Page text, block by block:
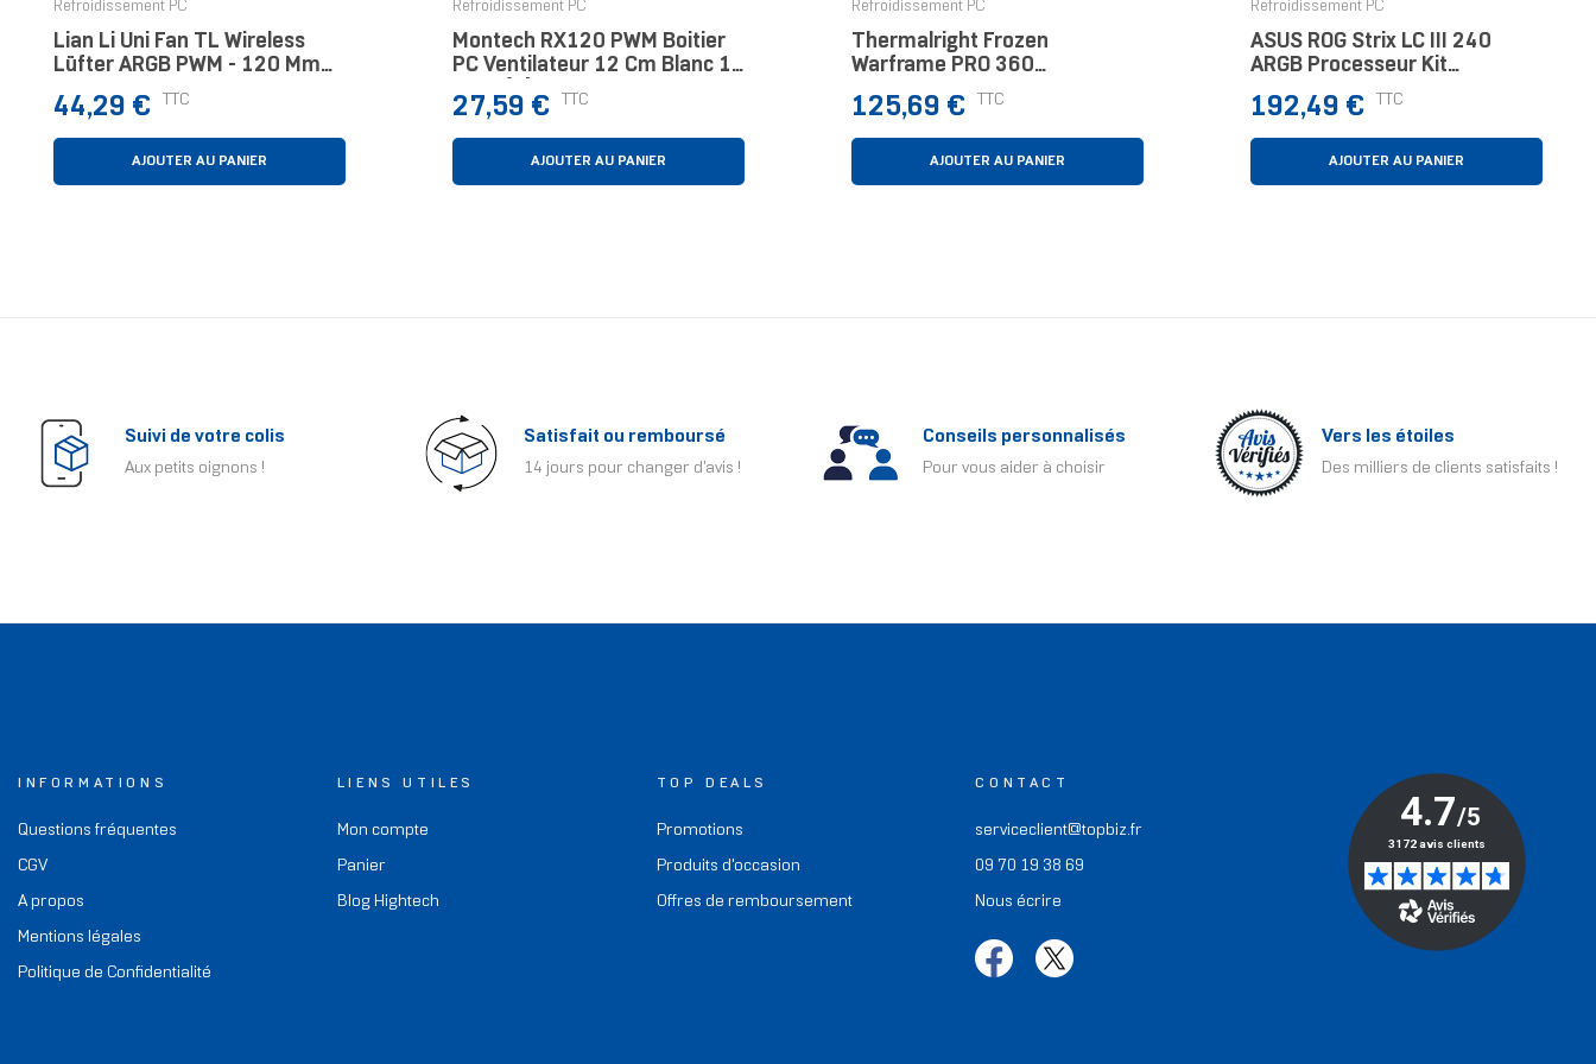
Refroidissement PC
Lian Li Uni Fan TL Wireless
Lüfter ARGB PWM - 120 Mm
Weiß Boitier PC Ventilateur 12
Cm Blanc 1 Pièce(s)
Prix
44,29 € TTC
AJOUTER AU PANIER
Refroidissement PC
Montech RX120 PWM Boitier
PC Ventilateur 12 Cm Blanc 1
Prix
27,59 € TTC
AJOUTER AU PANIER
Refroidissement PC
Thermalright Frozen
Warframe PRO 360
Processeur Kit Watercooling
12 Cm Blanc 1 Pièce(s)
Prix
125,69 € TTC
AJOUTER AU PANIER
Refroidissement PC
ASUS ROG Strix LC III 240
ARGB Processeur Kit
Watercooling 12 Cm Noir
Prix
192,49 € TTC
AJOUTER AU PANIER
Suivi de votre colis
Aux petits oignons !
Satisfait ou remboursé
14 jours pour changer d'avis !
Conseils personnalisés
Pour vous aider à choisir
Vers les étoiles
Des milliers de clients satisfaits !
INFORMATIONS
Questions fréquentes
CGV
A propos
Mentions légales
Politique de Confidentialité
LIENS UTILES
Mon compte
Panier
Blog Hightech
TOP DEALS
Promotions
Produits d'occasion
Offres de remboursement
CONTACT
serviceclient@topbiz.fr
09 70 19 38 69
Nous écrire